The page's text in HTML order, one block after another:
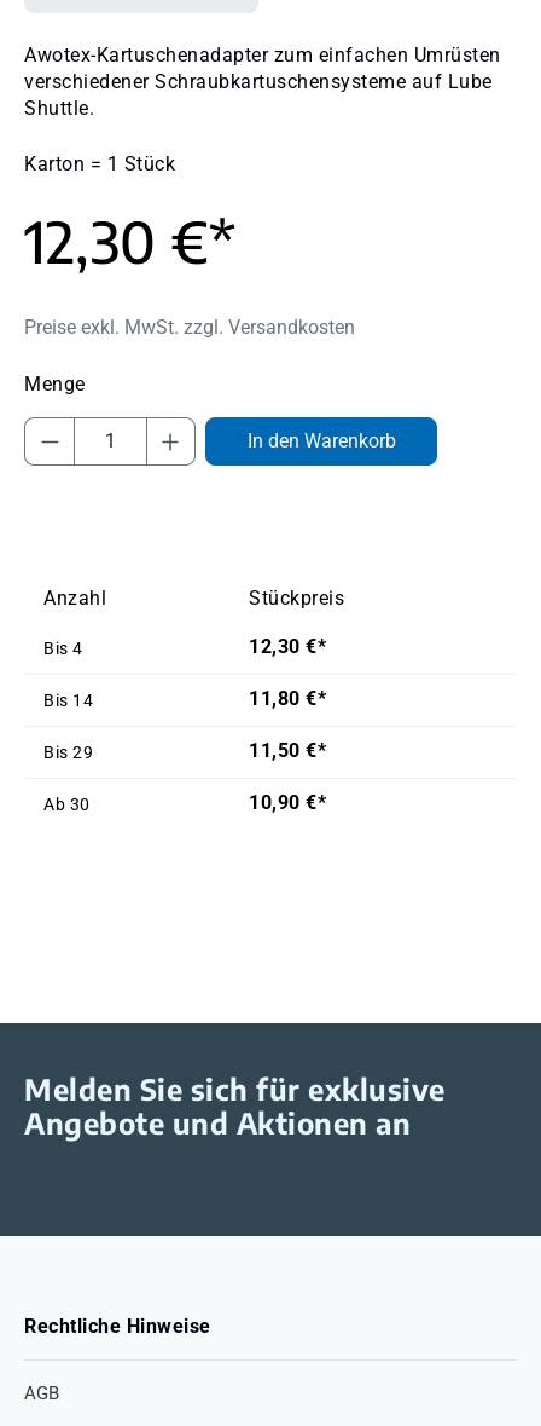
Awotex-Kartuschenadapter zum einfachen Umrüsten
verschiedener Schraubkartuschensysteme auf Lube
Shuttle.
Karton = 1 Stück
12,30 €*
Preise exkl. MwSt. zzgl. Versandkosten
Produkt Anzahl: Gib den gewünschten
In den Warenkorb
Anzahl Stückpreis
Bis 4 12,30 €*
Bis 14 11,80 €*
Bis 29 11,50 €*
Ab 30 10,90 €*
Melden Sie sich für exklusive
Angebote und Aktionen an
Rechtliche Hinweise
AGB